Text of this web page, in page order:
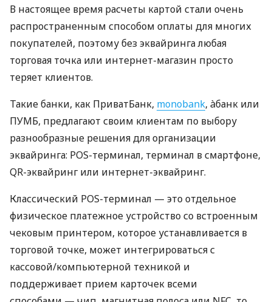
В настоящее время расчеты картой стали очень
распространенным способом оплаты для многих
покупателей, поэтому без эквайринга любая
торговая точка или интернет-магазин просто
теряет клиентов.
Такие банки, как ПриватБанк, monobank, àбанк или
ПУМБ, предлагают своим клиентам по выбору
разнообразные решения для организации
эквайринга: POS-терминал, терминал в смартфоне,
QR-эквайринг или интернет-эквайринг.
Классический POS-терминал — это отдельное
физическое платежное устройство со встроенным
чековым принтером, которое устанавливается в
торговой точке, может интегрироваться с
кассовой/компьютерной техникой и
поддерживает прием карточек всеми